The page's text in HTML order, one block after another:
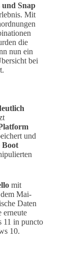
und Snap
Mit
die
nun ein
bei
und
Boot
mit
Mai-
Daten
erneute
11 in puncto
10.